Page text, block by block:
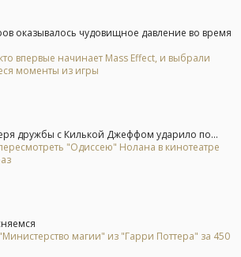
оказывалось чудовищное давление во время
впервые начинает Mass Effect, и выбрали
моменты из игры
дружбы с Килькой Джеффом ударило по...
"Одиссею" Нолана в кинотеатре
магии" из "Гарри Поттера" за 450